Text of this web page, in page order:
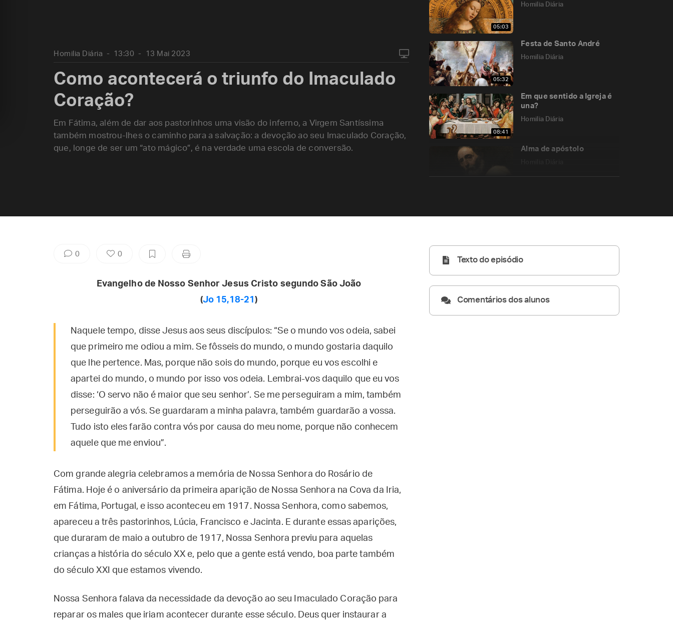
05:03
Homilia Diária
05:32
Festa de Santo André
Homilia Diária
08:41
Em que sentido a Igreja é
una?
Homilia Diária
Alma de apóstolo
Homilia Diária 13:30 13 Mai 2023
Como acontecerá o triunfo do Imaculado
Coração?
Em Fátima, além de dar aos pastorinhos uma visão do inferno, a Virgem Santíssima
também mostrou-lhes o caminho para a salvação: a devoção ao seu Imaculado Coração,
que, longe de ser um “ato mágico”, é na verdade uma escola de conversão.
0 0
Evangelho de Nosso Senhor Jesus Cristo segundo São João
(Jo 15,18-21)
Naquele tempo, disse Jesus aos seus discípulos: “Se o mundo vos odeia, sabei
que primeiro me odiou a mim. Se fôsseis do mundo, o mundo gostaria daquilo
que lhe pertence. Mas, porque não sois do mundo, porque eu vos escolhi e
apartei do mundo, o mundo por isso vos odeia. Lembrai-vos daquilo que eu vos
disse: ‘O servo não é maior que seu senhor’. Se me perseguiram a mim, também
perseguirão a vós. Se guardaram a minha palavra, também guardarão a vossa.
Tudo isto eles farão contra vós por causa do meu nome, porque não conhecem
aquele que me enviou”.
Com grande alegria celebramos a memória de Nossa Senhora do Rosário de
Fátima. Hoje é o aniversário da primeira aparição de Nossa Senhora na Cova da Iria,
em Fátima, Portugal, e isso aconteceu em 1917. Nossa Senhora, como sabemos,
apareceu a três pastorinhos, Lúcia, Francisco e Jacinta. E durante essas aparições,
que duraram de maio a outubro de 1917, Nossa Senhora previu para aquelas
crianças a história do século XX e, pelo que a gente está vendo, boa parte também
do século XXI que estamos vivendo.
Nossa Senhora falava da necessidade da devoção ao seu Imaculado Coração para
reparar os males que iriam acontecer durante esse século. Deus quer instaurar a
Texto do episódio
Comentários dos alunos